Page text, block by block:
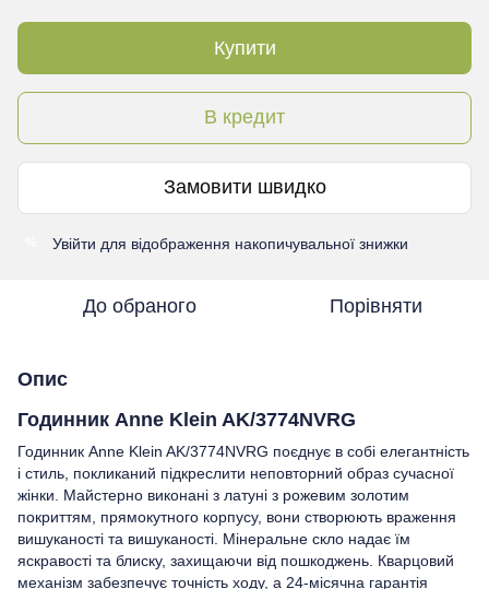
Купити
В кредит
Замовити швидко
Увійти для відображення накопичувальної знижки
До обраного Порівняти
Опис
Годинник Anne Klein AK/3774NVRG
Годинник Anne Klein AK/3774NVRG поєднує в собі елегантність
і стиль, покликаний підкреслити неповторний образ сучасної
жінки. Майстерно виконані з латуні з рожевим золотим
покриттям, прямокутного корпусу, вони створюють враження
вишуканості та вишуканості. Мінеральне скло надає їм
яскравості та блиску, захищаючи від пошкоджень. Кварцовий
механізм забезпечує точність ходу, а 24-місячна гарантія